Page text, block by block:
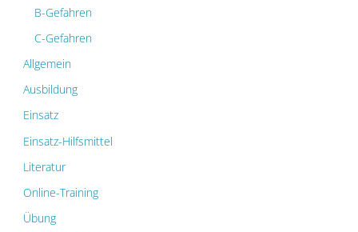
B-Gefahren
C-Gefahren
Allgemein
Ausbildung
Einsatz
Einsatz-Hilfsmittel
Literatur
Online-Training
Übung